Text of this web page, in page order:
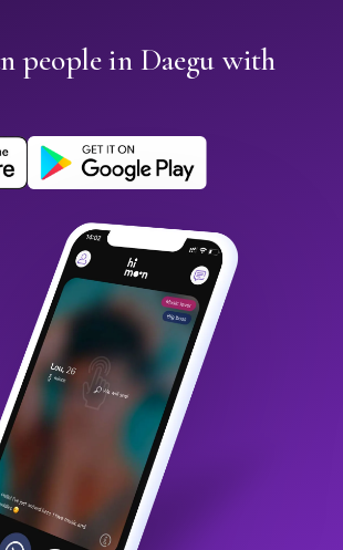
people in Daegu with